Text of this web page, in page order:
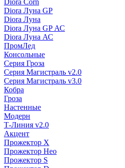
Diora Corn
Diora Луна GP
Diora Луна
Diora Луна GP АС
Diora Луна АС
ПромЛед
Консольные
Серия Гроза
Серия Магистраль v2.0
Серия Магистраль v3.0
Кобра
Гроза
Настенные
Модерн
Т-Линия v2.0
Акцент
Прожектор X
Прожектор Нео
Прожектор S